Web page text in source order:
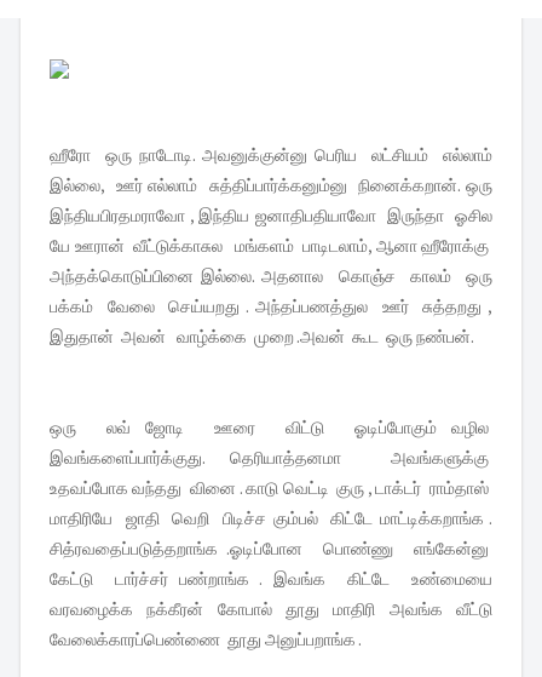
ஹீரோ ஒரு நாடோடி. அவனுக்குன்னு பெரிய லட்சியம் எல்லாம்
இல்லை, ஊர் எல்லாம் சுத்திப்பார்க்கனும்னு நினைக்கறான். ஒரு
இந்தியபிரதமராவோ , இந்திய ஜனாதிபதியாவோ இருந்தா ஓசில
யே ஊரான் வீட்டுக்காசுல மங்களம் பாடிடலாம், ஆனா ஹீரோக்கு
அந்தக்கொடுப்பினை இல்லை. அதனால கொஞ்ச காலம் ஒரு
பக்கம் வேலை செய்யறது . அந்தப்பணத்துல ஊர் சுத்தறது ,
இதுதான் அவன் வாழ்க்கை முறை .அவன் கூட ஒரு நண்பன்.
ஒரு லவ் ஜோடி ஊரை விட்டு ஓடிப்போகும் வழில
இவங்களைப்பார்க்குது. தெரியாத்தனமா அவங்களுக்கு
உதவப்போக வந்தது வினை . காடு வெட்டி குரு , டாக்டர் ராம்தாஸ்
மாதிரியே ஜாதி வெறி பிடிச்ச கும்பல் கிட்டே மாட்டிக்கறாங்க .
சித்ரவதைப்படுத்தறாங்க .ஓடிப்போன பொண்ணு எங்கேன்னு
கேட்டு டார்ச்சர் பண்றாங்க . இவங்க கிட்டே உண்மையை
வரவழைக்க நக்கீரன் கோபால் தூது மாதிரி அவங்க வீட்டு
வேலைக்காரப்பெண்ணை தூது அனுப்பறாங்க .